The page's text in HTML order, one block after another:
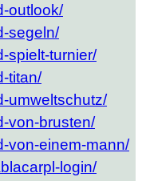
outlook/
segeln/
spielt-turnier/
titan/
umweltschutz/
von-brusten/
von-einem-mann/
login/